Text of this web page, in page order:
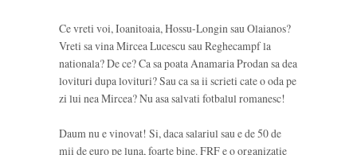
Ce vreti voi, Ioanitoaia, Hossu-Longin sau Olaianos?
Vreti sa vina Mircea Lucescu sau Reghecampf la
nationala? De ce? Ca sa poata Anamaria Prodan sa dea
lovituri dupa lovituri? Sau ca sa ii scrieti cate o oda pe
zi lui nea Mircea? Nu asa salvati fotbalul romanesc!
Daum nu e vinovat! Si, daca salariul sau e de 50 de
mii de euro pe luna, foarte bine. FRF e o organizatie